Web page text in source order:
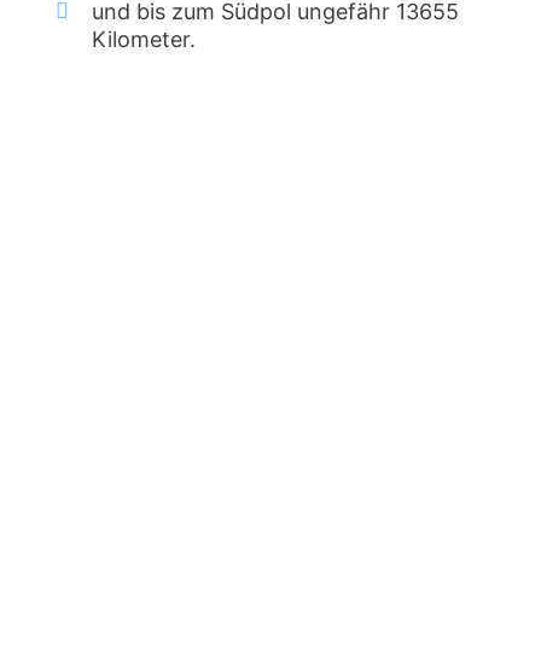
und bis zum Südpol ungefähr 13655
Kilometer.